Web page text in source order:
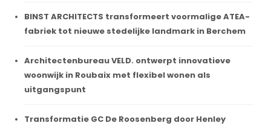
BINST ARCHITECTS transformeert voormalige ATEA-
fabriek tot nieuwe stedelijke landmark in Berchem
Architectenbureau VELD. ontwerpt innovatieve
woonwijk in Roubaix met flexibel wonen als
uitgangspunt
Transformatie GC De Roosenberg door Henley